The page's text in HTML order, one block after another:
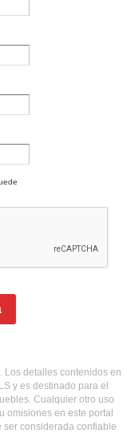
Los detalles contenidos en
y es destinado para el
Cualquier otro uso
omisiones en este portal
ser considerada confiable